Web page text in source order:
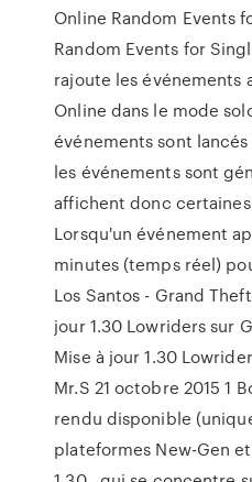
Online Random Events
Random Events for
rajoute les événements
Online dans le mode
événements sont
les événements sont
affichent donc
Lorsqu'un événement
minutes (temps réel)
Los Santos - Grand
jour 1.30 Lowriders sur
Mise à jour 1.30
Mr.S 21 octobre 2015 1
rendu disponible
plateformes New-Gen